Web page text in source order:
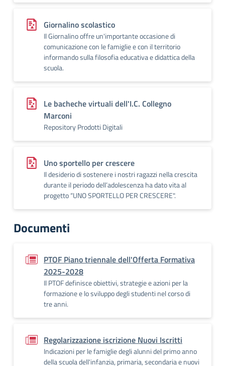
Giornalino scolastico
Il Giornalino offre un'importante occasione di
comunicazione con le famiglie e con il territorio
informando sulla filosofia educativa e didattica della
scuola.
Le bacheche virtuali dell'I.C. Collegno
Marconi
Repository Prodotti Digitali
Uno sportello per crescere
Il desiderio di sostenere i nostri ragazzi nella crescita
durante il periodo dell’adolescenza ha dato vita al
progetto “UNO SPORTELLO PER CRESCERE".
Documenti
PTOF Piano triennale dell'Offerta Formativa
2025-2028
Il PTOF definisce obiettivi, strategie e azioni per la
formazione e lo sviluppo degli studenti nel corso di
tre anni.
Regolarizzazione iscrizione Nuovi Iscritti
Indicazioni per le famiglie degli alunni del primo anno
della scuola dell'infanzia, primaria, secondaria e nuovi